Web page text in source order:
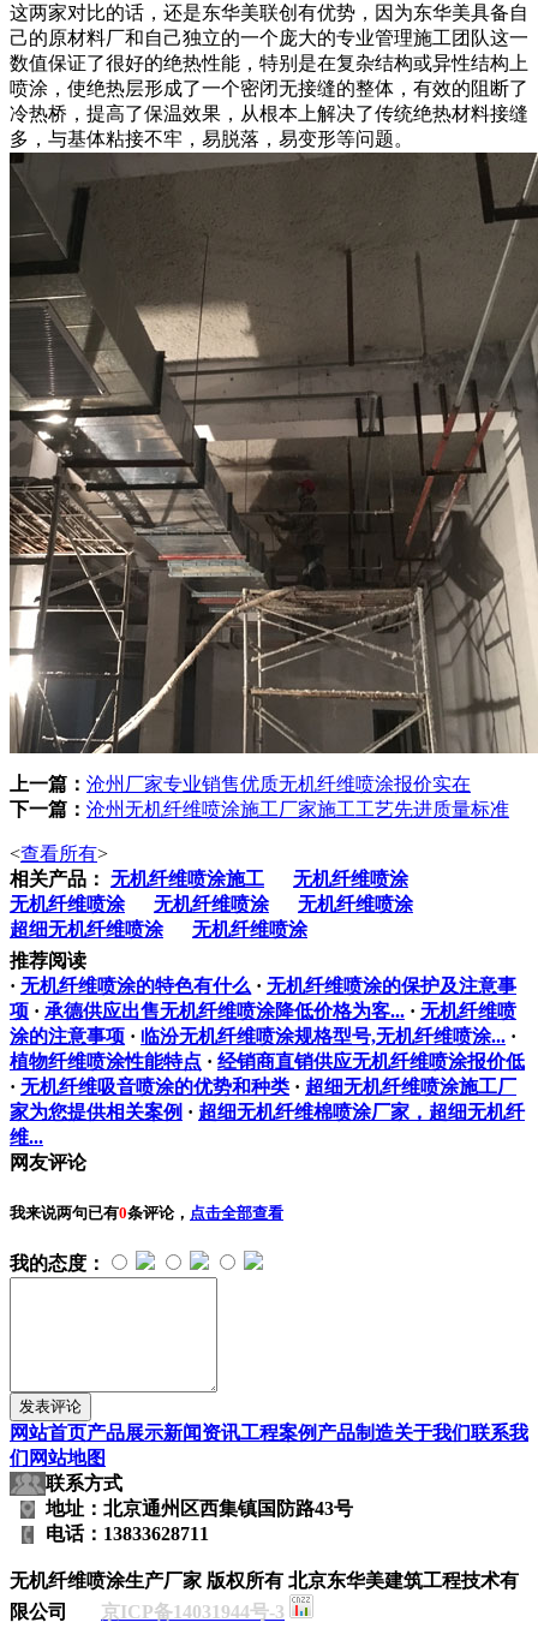
这两家对比的话，还是东华美联创有优势，因为东华美具备自
己的原材料厂和自己独立的一个庞大的专业管理施工团队这一
数值保证了很好的绝热性能，特别是在复杂结构或异性结构上
喷涂，使绝热层形成了一个密闭无接缝的整体，有效的阻断了
冷热桥，提高了保温效果，从根本上解决了传统绝热材料接缝
多，与基体粘接不牢，易脱落，易变形等问题。
上一篇： 沧州厂家专业销售优质无机纤维喷涂报价实在
下一篇： 沧州无机纤维喷涂施工厂家施工工艺先进质量标准
<查看所有>
相关产品： 无机纤维喷涂施工
无机纤维喷涂
无机纤维喷涂
无机纤维喷涂
无机纤维喷涂
超细无机纤维喷涂
无机纤维喷涂
推荐阅读
· 无机纤维喷涂的特色有什么 · 无机纤维喷涂的保护及注意事
项 · 承德供应出售无机纤维喷涂降低价格为客... · 无机纤维喷
涂的注意事项 · 临汾无机纤维喷涂规格型号,无机纤维喷涂... ·
植物纤维喷涂性能特点 · 经销商直销供应无机纤维喷涂报价低
· 无机纤维吸音喷涂的优势和种类 · 超细无机纤维喷涂施工厂
家为您提供相关案例 · 超细无机纤维棉喷涂厂家，超细无机纤
维...
网友评论
我来说两句已有0条评论， 点击全部查看
我的态度：
网站首页产品展示新闻资讯工程案例 产品制造关于我们联系我
们 网站地图
联系方式
地址：北京通州区西集镇国防路43号
电话：13833628711
无机纤维喷涂生产厂家 版权所有 北京东华美建筑工程技术有
限公司 京ICP备14031944号-3